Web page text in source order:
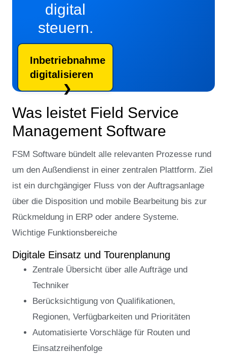
digital
steuern.
Inbetriebnahme
digitalisieren
Was leistet Field Service
Management Software
FSM Software bündelt alle relevanten Prozesse rund
um den Außendienst in einer zentralen Plattform. Ziel
ist ein durchgängiger Fluss von der Auftragsanlage
über die Disposition und mobile Bearbeitung bis zur
Rückmeldung in ERP oder andere Systeme.
Wichtige Funktionsbereiche
Digitale Einsatz und Tourenplanung
Zentrale Übersicht über alle Aufträge und
Techniker
Berücksichtigung von Qualifikationen,
Regionen, Verfügbarkeiten und Prioritäten
Automatisierte Vorschläge für Routen und
Einsatzreihenfolge